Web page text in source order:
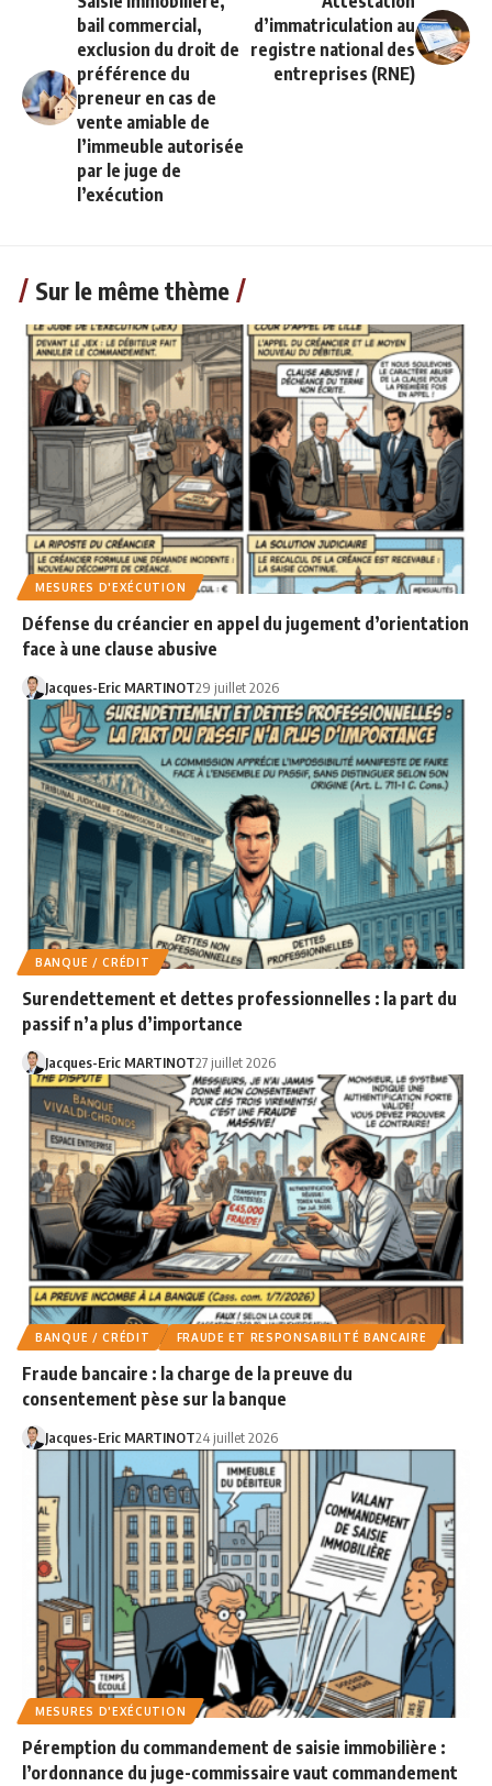
bail commercial,
exclusion du droit de
préférence du
preneur en cas de
vente amiable de
l’immeuble autorisée
par le juge de
l’exécution
d’immatriculation au
registre national des
entreprises (RNE)
Sur le même thème
MESURES D'EXÉCUTION
Défense du créancier en appel du jugement d’orientation
face à une clause abusive
Jacques-Eric MARTINOT29 juillet 2026
BANQUE / CRÉDIT
Surendettement et dettes professionnelles : la part du
passif n’a plus d’importance
Jacques-Eric MARTINOT27 juillet 2026
BANQUE / CRÉDIT FRAUDE ET RESPONSABILITÉ BANCAIRE
Fraude bancaire : la charge de la preuve du
consentement pèse sur la banque
Jacques-Eric MARTINOT24 juillet 2026
MESURES D'EXÉCUTION
Péremption du commandement de saisie immobilière :
l’ordonnance du juge-commissaire vaut commandement